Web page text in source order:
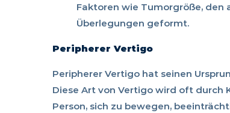
Faktoren wie Tumorgröße,
Überlegungen geformt.
Peripherer Vertigo
Peripherer Vertigo hat seinen
Diese Art von Vertigo wird oft durch
Person, sich zu bewegen,